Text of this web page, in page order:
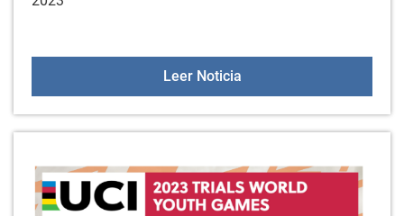
Leer NoticiaMAGIALDIARABA 2023